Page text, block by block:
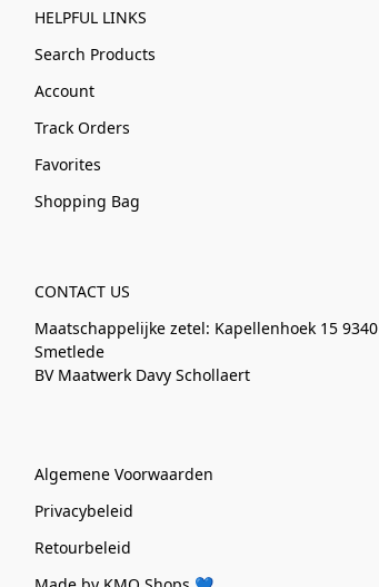
HELPFUL LINKS
Search Products
Account
Track Orders
Favorites
Shopping Bag
CONTACT US
Maatschappelijke zetel: Kapellenhoek 15 9340
Smetlede
BV Maatwerk Davy Schollaert
Algemene Voorwaarden
Privacybeleid
Retourbeleid